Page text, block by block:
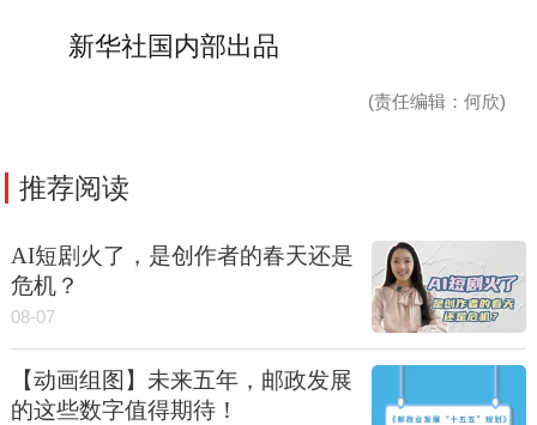
新华社国内部出品
(责任编辑：何欣)
推荐阅读
AI短剧火了，是创作者的春天还是
危机？
08-07
【动画组图】未来五年，邮政发展
的这些数字值得期待！